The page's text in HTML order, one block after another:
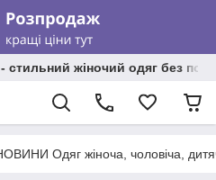
стильний жіночий одяг без
Одяг жіноча, чоловіча,